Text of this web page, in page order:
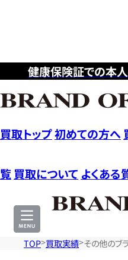
健康保険証での本
買取トップ初めての方へ
覧 買取について よくある
TOP 買取実績 その他のブ